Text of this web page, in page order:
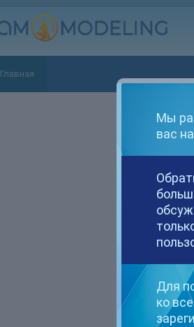
Главная
Еще
Не
Мы
вас
Для
ко